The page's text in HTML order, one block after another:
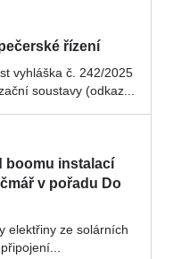
řízení
vyhláška č. 242/2025
soustavy (odkaz...
boomu instalací
v pořadu Do
elektřiny ze solárních